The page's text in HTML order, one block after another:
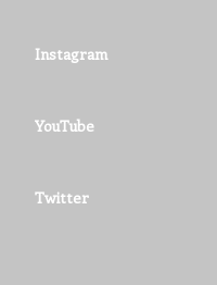
Instagram
YouTube
Twitter